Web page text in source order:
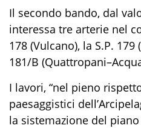
Il secondo bando, dal
interessa tre arterie nel
178 (Vulcano), la S.P.
181/B
I lavori, “nel pieno
paesaggistici
la sistemazione del